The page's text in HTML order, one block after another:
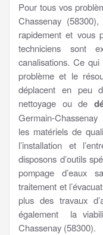
Pour tous vos
Chassenay
rapidement et vous
techniciens sont
canalisations. Ce
problème et le
déplacent en peu
nettoyage ou de
Germain-
les matériels de
l’installation et
disposons d’outils
pompage d’eaux
traitement et
plus des travaux
également la
Chassenay (58300).